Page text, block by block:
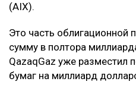
(AIX).
Это часть
сумму в полтора
QazaqGaz уже разместил
бумаг на миллиард